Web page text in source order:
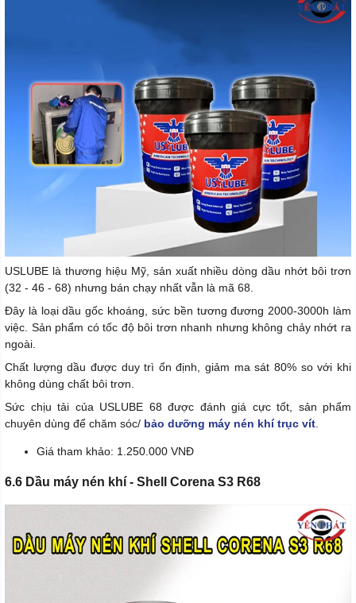
USLUBE là thương hiệu Mỹ, sản xuất nhiều dòng dầu nhớt bôi trơn
(32 - 46 - 68) nhưng bán chạy nhất vẫn là mã 68.
Đây là loại dầu gốc khoáng, sức bền tương đương 2000-3000h làm
việc. Sản phẩm có tốc độ bôi trơn nhanh nhưng không chảy nhớt ra
ngoài.
Chất lượng dầu được duy trì ổn định, giảm ma sát 80% so với khi
không dùng chất bôi trơn.
Sức chịu tải của USLUBE 68 được đánh giá cực tốt, sản phẩm
chuyên dùng để chăm sóc/ bảo dưỡng máy nén khí trục vít.
Giá tham khảo: 1.250.000 VNĐ
6.6 Dầu máy nén khí - Shell Corena S3 R68